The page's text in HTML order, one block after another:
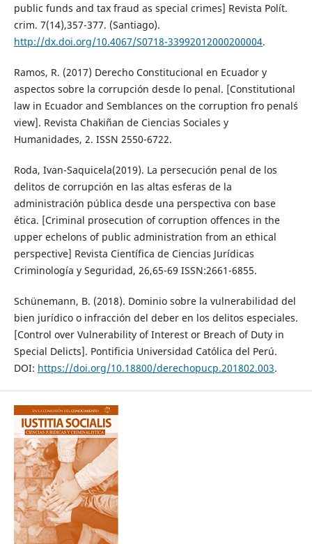
public funds and tax fraud as special crimes] Revista Polít.
crim. 7(14),357-377. (Santiago).
http://dx.doi.org/10.4067/S0718-33992012000200004.
Ramos, R. (2017) Derecho Constitucional en Ecuador y
aspectos sobre la corrupción desde lo penal. [Constitutional
law in Ecuador and Semblances on the corruption fro penal´s
view]. Revista Chakiñan de Ciencias Sociales y
Humanidades, 2. ISSN 2550-6722.
Roda, Ivan-Saquicela(2019). La persecución penal de los
delitos de corrupción en las altas esferas de la
administración pública desde una perspectiva con base
ética. [Criminal prosecution of corruption offences in the
upper echelons of public administration from an ethical
perspective] Revista Científica de Ciencias Jurídicas
Criminología y Seguridad, 26,65-69 ISSN:2661-6855.
Schünemann, B. (2018). Dominio sobre la vulnerabilidad del
bien jurídico o infracción del deber en los delitos especiales.
[Control over Vulnerability of Interest or Breach of Duty in
Special Delicts]. Pontificia Universidad Católica del Perú.
DOI: https://doi.org/10.18800/derechopucp.201802.003.